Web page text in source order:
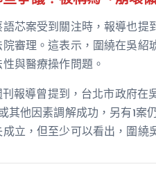
芯案受到關注時，報導也
審理。這表示，圍繞在吳
與醫療操作問題。
報導曾提到，台北市政府
其他因素調解成功，另有1
立，但至少可以看出，圍繞